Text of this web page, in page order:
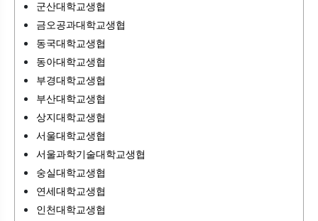
군산대학교생협
금오공과대학교생협
동국대학교생협
동아대학교생협
부경대학교생협
부산대학교생협
상지대학교생협
서울대학교생협
서울과학기술대학교생협
숭실대학교생협
연세대학교생협
인천대학교생협